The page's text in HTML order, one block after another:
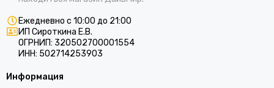
Ежедневно с 10:00 до 21:00
ИП Сироткина Е.В.
ОГРНИП: 320502700001554
ИНН: 502714253903
Информация